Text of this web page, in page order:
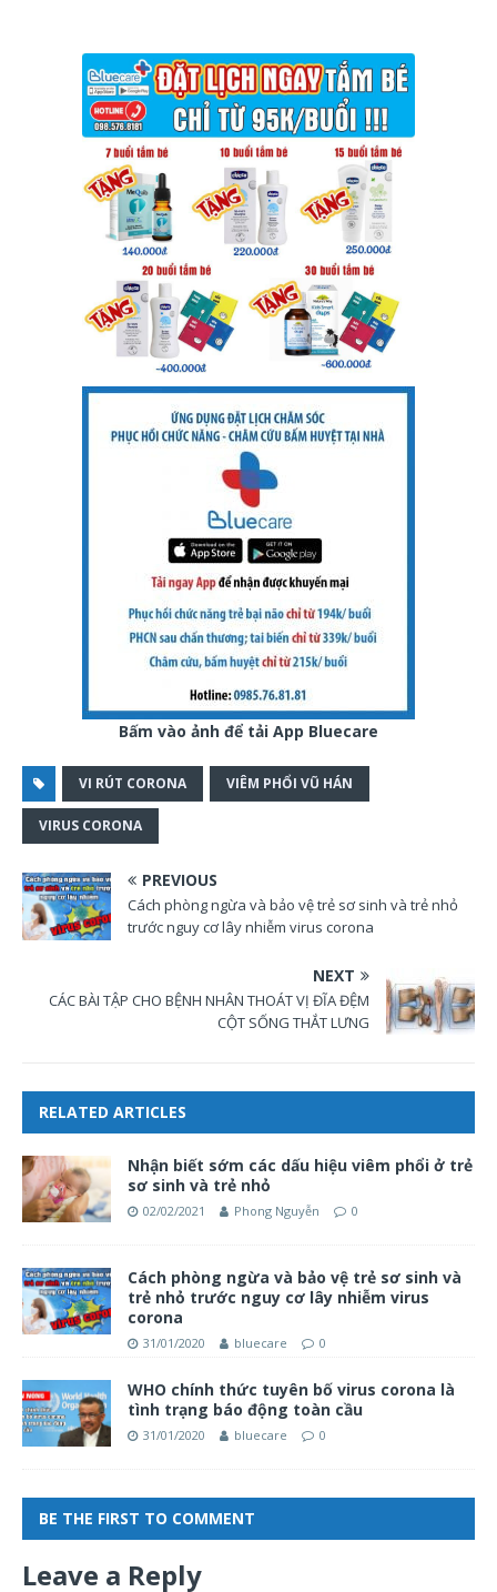
Bấm vào ảnh để tải App Bluecare
VI RÚT CORONA VIÊM PHỔI VŨ HÁN
VIRUS CORONA
PREVIOUS
Cách phòng ngừa và bảo vệ trẻ sơ sinh và trẻ nhỏ
trước nguy cơ lây nhiễm virus corona
NEXT
CÁC BÀI TẬP CHO BỆNH NHÂN THOÁT VỊ ĐĨA ĐỆM
CỘT SỐNG THẮT LƯNG
RELATED ARTICLES
Nhận biết sớm các dấu hiệu viêm phổi ở trẻ
sơ sinh và trẻ nhỏ
02/02/2021 Phong Nguyễn 0
Cách phòng ngừa và bảo vệ trẻ sơ sinh và
trẻ nhỏ trước nguy cơ lây nhiễm virus
corona
31/01/2020 bluecare 0
WHO chính thức tuyên bố virus corona là
tình trạng báo động toàn cầu
31/01/2020 bluecare 0
BE THE FIRST TO COMMENT
Leave a Reply